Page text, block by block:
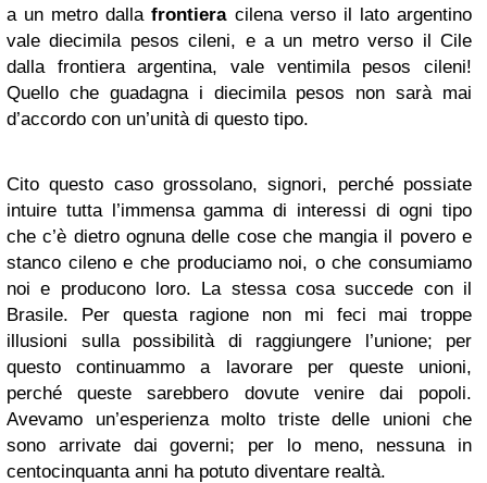
a un metro dallafrontieracilena verso il lato argentino
vale diecimila pesos cileni, e a un metro verso il Cile
dalla frontiera argentina, vale ventimila pesos cileni!
Quello che guadagna i diecimila pesos non sarà mai
d’accordo con un’unità di questo tipo.
Cito questo caso grossolano, signori, perché possiate
intuire tutta l’immensa gamma di interessi di ogni tipo
che c’è dietro ognuna delle cose che mangia il povero e
stanco cileno e che produciamo noi, o che consumiamo
noi e producono loro. La stessa cosa succede con il
Brasile. Per questa ragione non mi feci mai troppe
illusioni sulla possibilità di raggiungere l’unione; per
questo continuammo a lavorare per queste unioni,
perché queste sarebbero dovute venire dai popoli.
Avevamo un’esperienza molto triste delle unioni che
sono arrivate dai governi; per lo meno, nessuna in
centocinquanta anni ha potuto diventare realtà.